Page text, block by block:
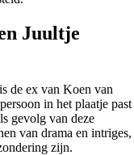
Juultje
de ex van Koen van
in het plaatje past
gevolg van deze
van drama en intriges,
zijn.